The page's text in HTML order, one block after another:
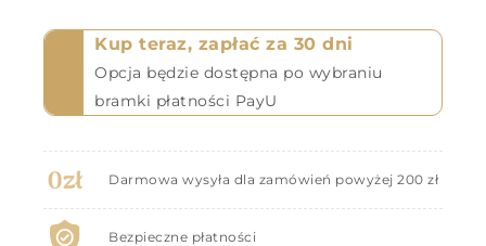
Kup teraz, zapłać za 30 dni
Opcja będzie dostępna po wybraniu
bramki płatności PayU
Darmowa wysyła dla zamówień powyżej 200 zł
Bezpieczne płatności